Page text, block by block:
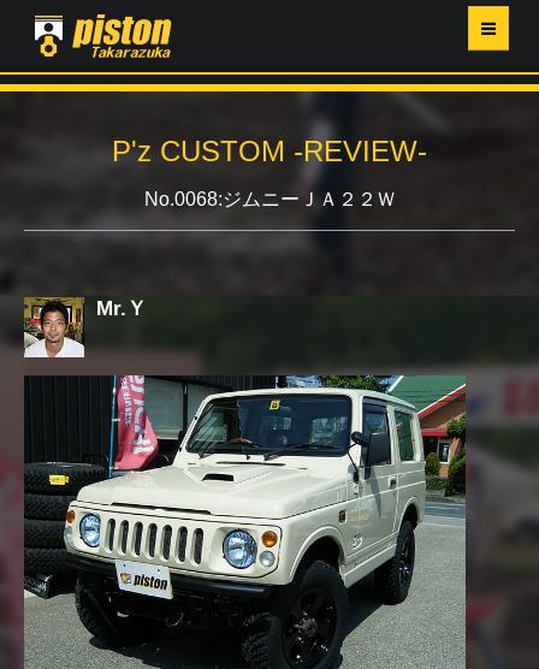
P'Z MAGAZINE
PISTON YAHOO店
店舗ご案内
P'z CUSTOM -REVIEW-
No.0068:ジムニーＪＡ２２Ｗ
Mr.Ｙ